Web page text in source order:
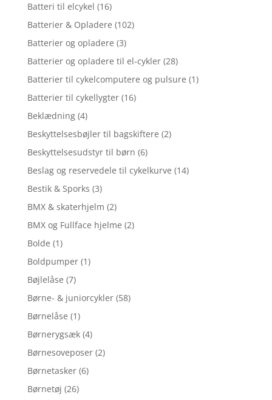
Batteri til elcykel (16)
Batterier & Opladere (102)
Batterier og opladere (3)
Batterier og opladere til el-cykler (28)
Batterier til cykelcomputere og pulsure (1)
Batterier til cykellygter (16)
Beklædning (4)
Beskyttelsesbøjler til bagskiftere (2)
Beskyttelsesudstyr til børn (6)
Beslag og reservedele til cykelkurve (14)
Bestik & Sporks (3)
BMX & skaterhjelm (2)
BMX og Fullface hjelme (2)
Bolde (1)
Boldpumper (1)
Bøjlelåse (7)
Børne- & juniorcykler (58)
Børnelåse (1)
Børnerygsæk (4)
Børnesoveposer (2)
Børnetasker (6)
Børnetøj (26)